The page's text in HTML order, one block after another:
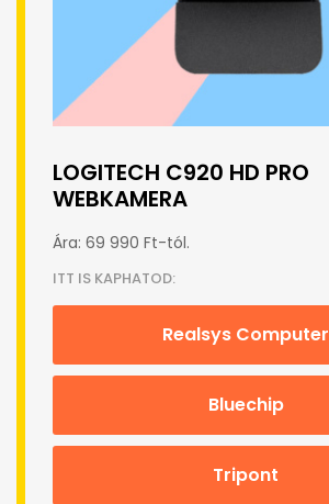
LOGITECH C920 HD PRO
WEBKAMERA
Ára: 69 990 Ft-tól.
ITT IS KAPHATOD:
Realsys Computer
Bluechip
Tripont